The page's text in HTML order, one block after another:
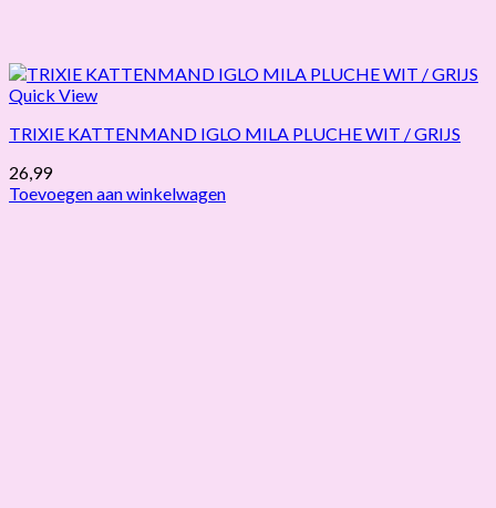
Quick View
TRIXIE KATTENMAND IGLO MILA PLUCHE WIT / GRIJS
26,99
Toevoegen aan winkelwagen